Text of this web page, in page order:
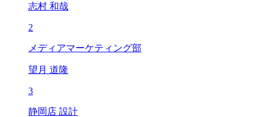
志村 和哉
2
メディアマーケティング部
望月 道隆
3
静岡店 設計